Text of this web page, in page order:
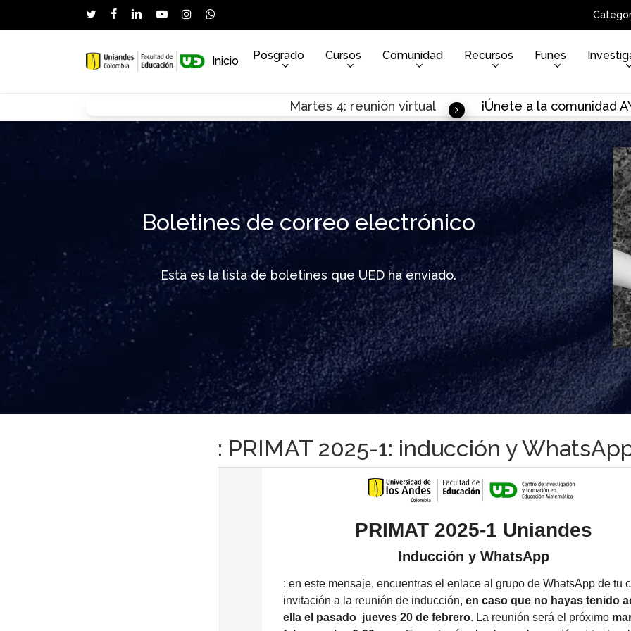
to
twitterfacebooklinkedinyoutubeinstagramwhatsapp
Hit enter to search or ESC to close
Inicio Posgrado Cursos Comunidad Recursos Funes
Martes 4: reunión virtual ¡Únete a la comunidad
Boletines de correo electrónico
Esta es la lista de boletines que UED ha enviado.
: PRIMAT 2025-1: inducción y